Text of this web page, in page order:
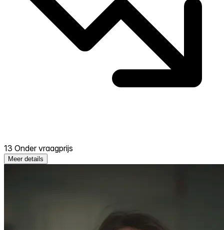
13 Onder vraagprijs
Meer details